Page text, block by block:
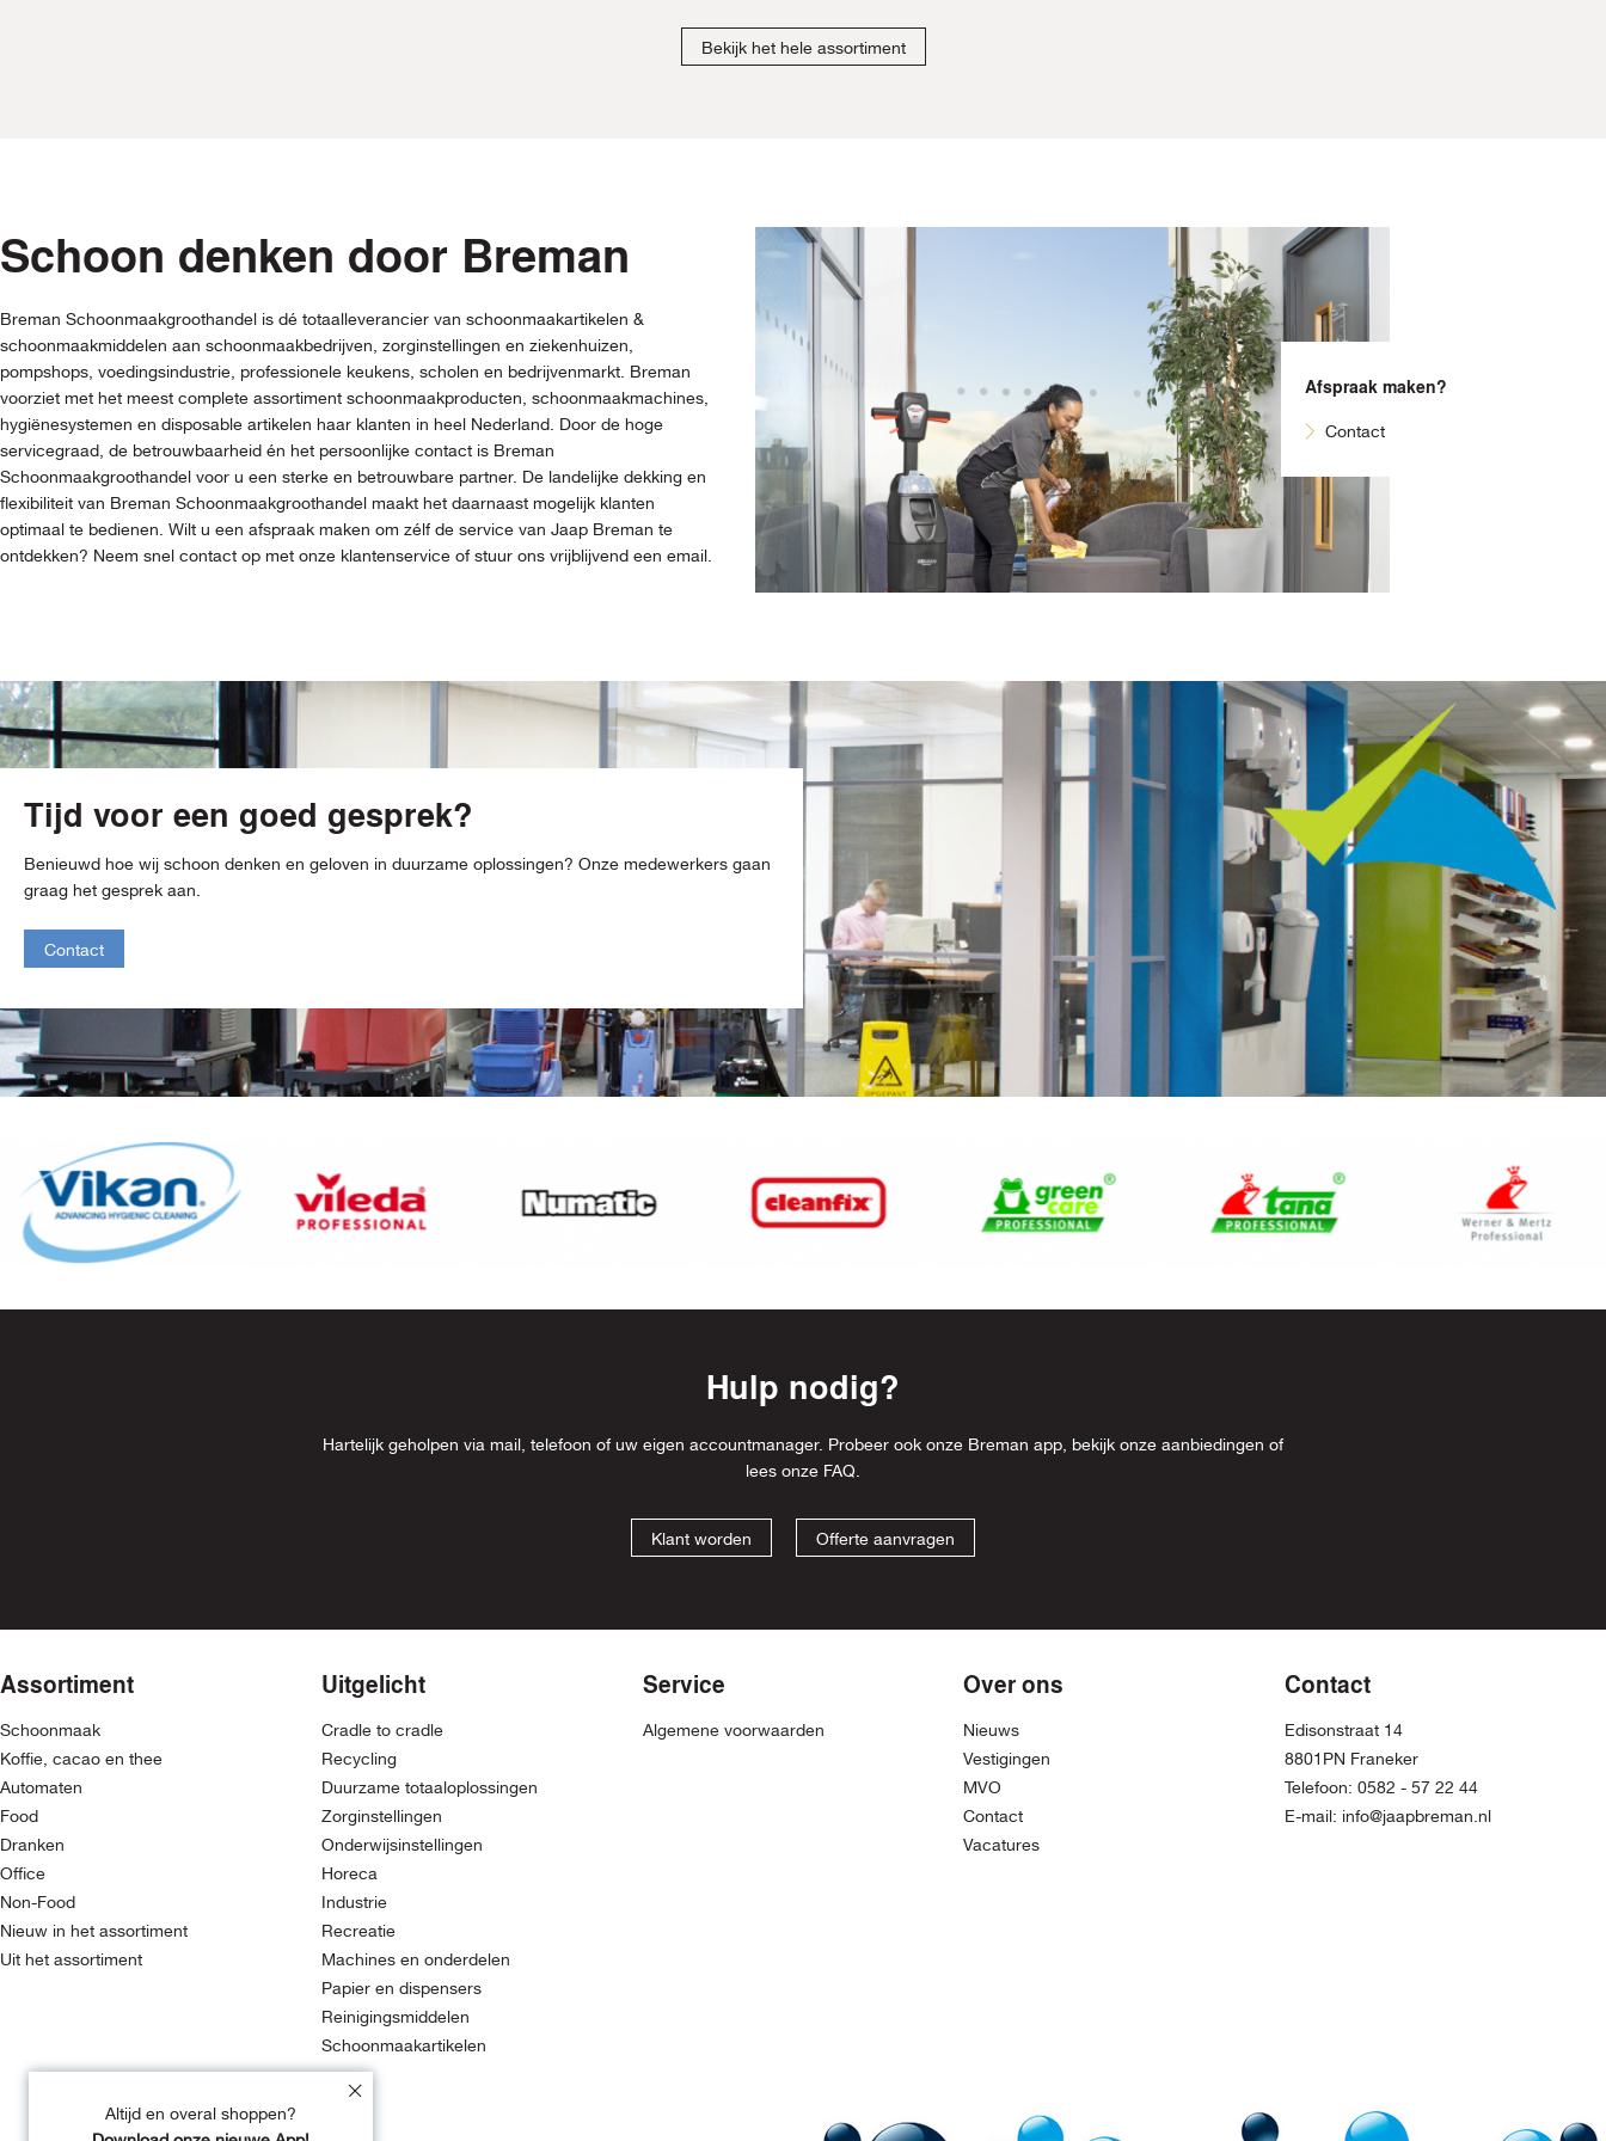
Bekijk het hele assortiment
Schoon denken door Breman
Breman Schoonmaakgroothandel is dé totaalleverancier van schoonmaakartikelen &
schoonmaakmiddelen aan schoonmaakbedrijven, zorginstellingen en ziekenhuizen,
pompshops, voedingsindustrie, professionele keukens, scholen en bedrijvenmarkt. Breman
voorziet met het meest complete assortiment schoonmaakproducten, schoonmaakmachines,
hygiënesystemen en disposable artikelen haar klanten in heel Nederland. Door de hoge
servicegraad, de betrouwbaarheid én het persoonlijke contact is Breman
Schoonmaakgroothandel voor u een sterke en betrouwbare partner. De landelijke dekking en
flexibiliteit van Breman Schoonmaakgroothandel maakt het daarnaast mogelijk klanten
optimaal te bedienen. Wilt u een afspraak maken om zélf de service van Jaap Breman te
ontdekken? Neem snel contact op met onze klantenservice of stuur ons vrijblijvend een email.
Afspraak maken?
Contact
Tijd voor een goed gesprek?
Benieuwd hoe wij schoon denken en geloven in duurzame oplossingen? Onze medewerkers gaan
graag het gesprek aan.
Contact
Item
Hulp nodig?
Hartelijk geholpen via mail, telefoon of uw eigen accountmanager. Probeer ook onze Breman app, bekijk onze aanbiedingen of
lees onze FAQ.
Klant worden Offerte aanvragen
Assortiment
Schoonmaak
Koffie, cacao en thee
Automaten
Food
Dranken
Office
Non-Food
Nieuw in het assortiment
Uit het assortiment
Uitgelicht
Cradle to cradle
Recycling
Duurzame totaaloplossingen
Zorginstellingen
Onderwijsinstellingen
Horeca
Industrie
Recreatie
Machines en onderdelen
Papier en dispensers
Reinigingsmiddelen
Schoonmaakartikelen
Service
Algemene voorwaarden
Over ons
Nieuws
Vestigingen
MVO
Contact
Vacatures
Contact
Edisonstraat 14
8801PN Franeker
Telefoon:0582 - 57 22 44
E-mail: info@jaapbreman.nl
Altijd en overal shoppen?